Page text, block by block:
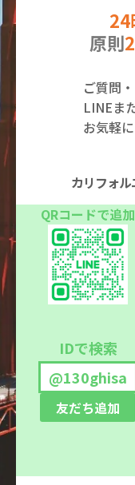
24
原則
ご質問
LINEま
お気軽
カリフォ
QRコードで追加
IDで検索
@130ghisa
友だち追加